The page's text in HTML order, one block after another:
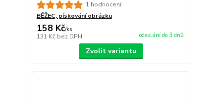
1 hodnocení
BĚŽEC, pískování obrázku
158 Kč/ks
131 Kč bez DPH odeslání do 3 dnů
Zvolit variantu